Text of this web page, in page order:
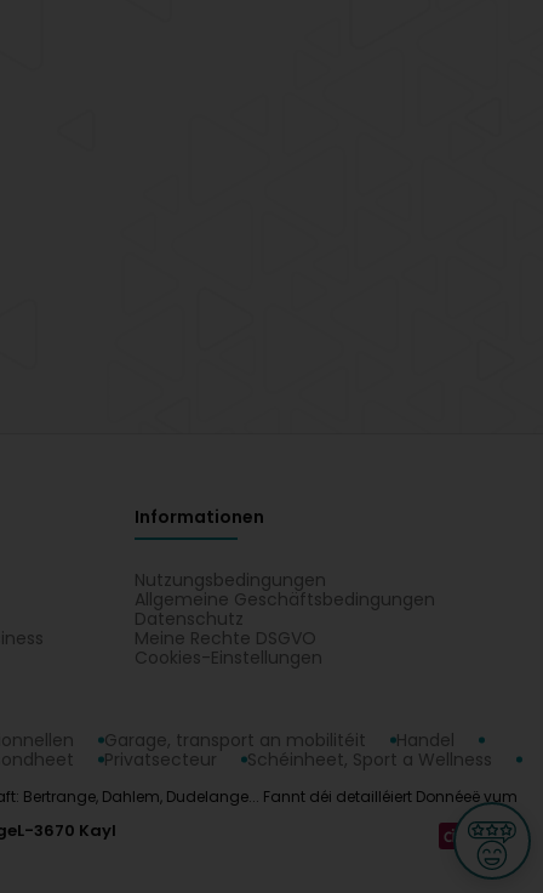
Informationen
Nutzungsbedingungen
Allgemeine Geschäftsbedingungen
Datenschutz
Meine Rechte DSGVO
Cookies-Einstellungen
Garage, transport an mobilitéit
Handel
Privatsecteur
Schéinheet, Sport a Wellness
Bertrange, Dahlem, Dudelange... Fannt déi detailléiert Donnéeë vum
L-3670 Kayl